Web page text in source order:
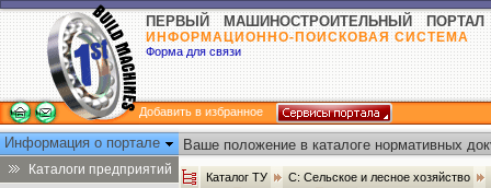
ПЕРВЫЙ МАШИНОСТРОИТЕЛЬНЫЙ ПОРТАЛ
ИНФОРМАЦИОННО-ПОИСКОВАЯ СИСТЕМА
Форма для связи
Добавить в избранное
Информация о портале
Каталоги предприятий
Ваше положение в каталоге нормативных
Каталог ТУ С: Сельское и лесное хозяйство